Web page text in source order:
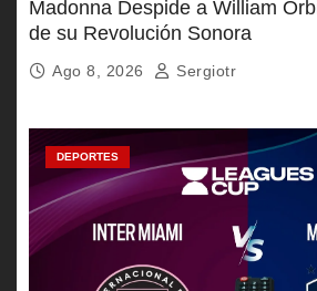
Madonna Despide a William
de su Revolución Sonora
Ago 8, 2026 Sergiotr
DEPORTES